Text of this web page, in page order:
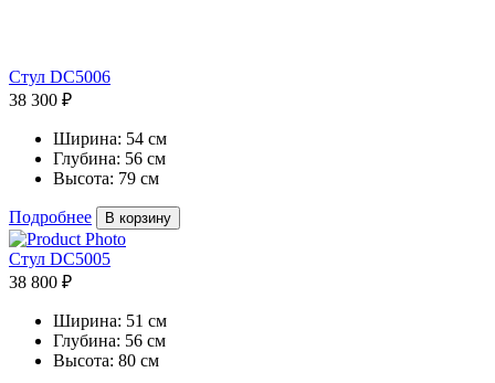
Стул DC5006
38 300 ₽
Ширина: 54 см
Глубина: 56 см
Высота: 79 см
Подробнее В корзину
Стул DC5005
38 800 ₽
Ширина: 51 см
Глубина: 56 см
Высота: 80 см